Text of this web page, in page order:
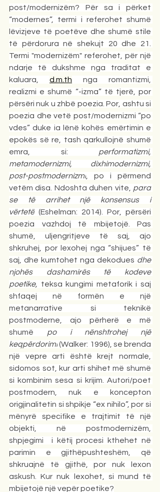
post/modernizëm? Për sa i përket
“modernes”, termi i referohet shumë
lëvizjeve të poetëve dhe shumë stile
të përdorura në shekujt 20 dhe 21.
Termi "modernizëm" referohet, për një
ndarje të dukshme nga traditat e
kaluara, d.m.th nga romantizmi,
realizmi e shumë “-izma” të tjerë, por
përsëri nuk u zhbë poezia. Por, ashtu si
poezia dhe vetë post/modernizmi “po
vdes” duke ia lënë kohës emërtimin e
epokës së re, tash qarkullojnë shumë
emra, si: performatizmi,
metamodernizmi, dixhimodernizmi,
post-postmodernizmi , po i përmend
vetëm disa. Ndoshta duhen vite, para
se të arrihet një konsensus i
vërtetë (Eshelman: 2014). Por, përsëri
poezia vazhdoj të mbijetojë. Pas
shumë, uljengritjeve të saj, ajo
shkruhej, por lexohej nga “shijues” të
saj, dhe kumtohet nga dekodues dhe
njohës dashamirës të kodeve
poetike, teksa kungimi metaforik i saj
shfaqej në formën e një
metanarrative si teknikë
postmoderne, ajo përherë e më
shumë po i nënshtrohej një
keqpërdorimi (Walker: 1996), se brenda
një vepre arti është krejt normale,
sidomos sot, kur arti shihet më shumë
si kombinim sesa si krijim. Autori/poet
postmodern, nuk e koncepton
origjinalitetin si shpikje “ex nihilo”, por si
mënyrë specifike e trajtimit të një
objekti, në postmodernizëm,
shpjegimi  i këtij procesi kthehet në
parimin e gjithëpushteshëm, që
shkruajnë të gjithë, por nuk lexon
askush. Kur nuk lexohet, si mund të
mbijetojë një vepër poetike?